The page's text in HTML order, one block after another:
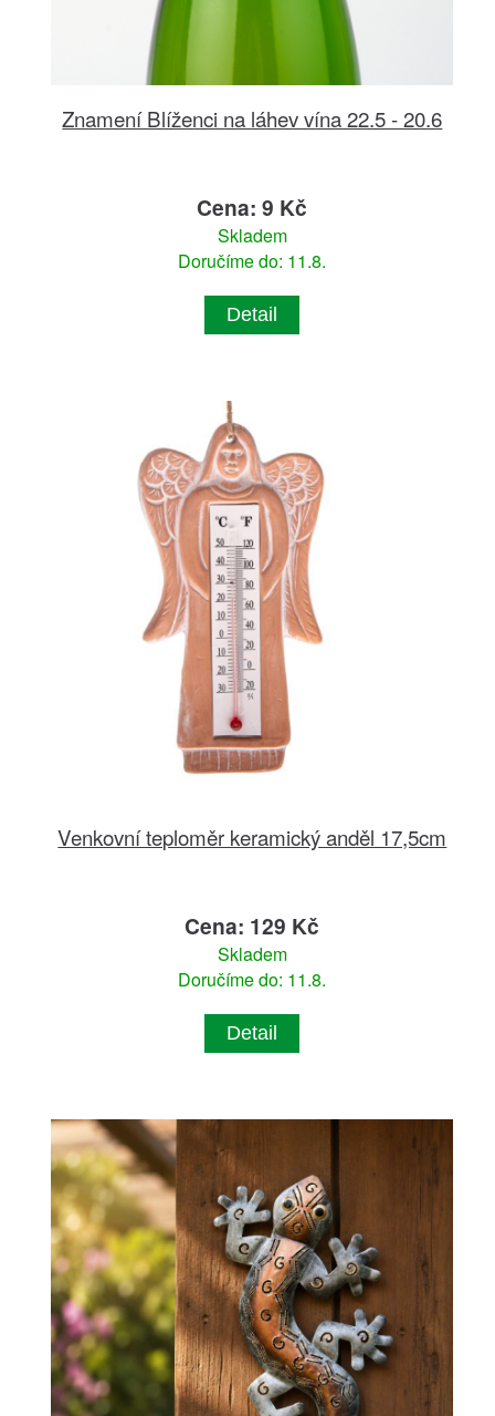
Znamení Blíženci na láhev vína 22.5 - 20.6
Cena: 9 Kč
Skladem
Doručíme do: 11.8.
Detail
Venkovní teploměr keramický anděl 17,5cm
Cena: 129 Kč
Skladem
Doručíme do: 11.8.
Detail